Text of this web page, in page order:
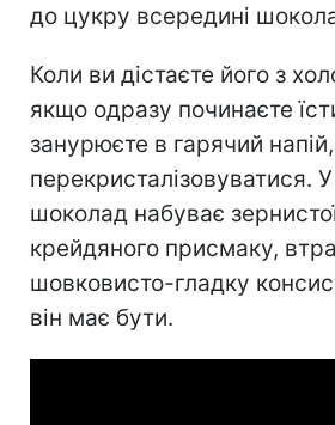
до цукру всередині
Коли ви дістаєте його з
якщо одразу починаєте
занурюєте в гарячий
перекристалізовуватися. У
шоколад набуває
крейдяного присмаку,
шовковисто-гладку
він має бути.